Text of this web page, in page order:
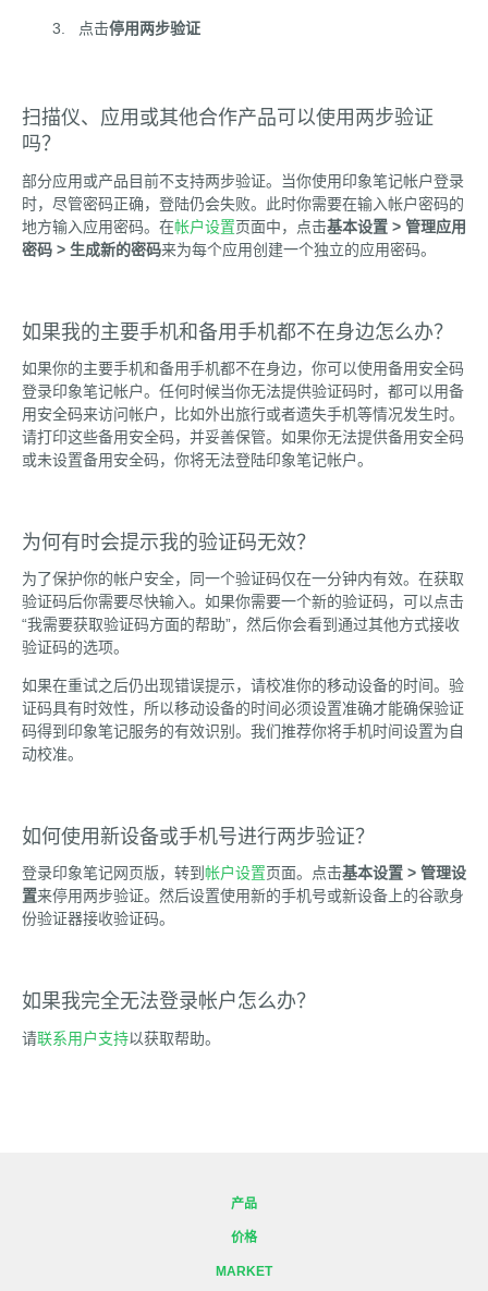
点击停用两步验证
扫描仪、应用或其他合作产品可以使用两步验证
吗？
部分应用或产品目前不支持两步验证。当你使用印象笔记帐户登录
时，尽管密码正确，登陆仍会失败。此时你需要在输入帐户密码的
地方输入应用密码。在帐户设置页面中，点击基本设置 > 管理应用
密码 > 生成新的密码来为每个应用创建一个独立的应用密码。
如果我的主要手机和备用手机都不在身边怎么办？
如果你的主要手机和备用手机都不在身边，你可以使用备用安全码
登录印象笔记帐户。任何时候当你无法提供验证码时，都可以用备
用安全码来访问帐户，比如外出旅行或者遗失手机等情况发生时。
请打印这些备用安全码，并妥善保管。如果你无法提供备用安全码
或未设置备用安全码，你将无法登陆印象笔记帐户。
为何有时会提示我的验证码无效？
为了保护你的帐户安全，同一个验证码仅在一分钟内有效。在获取
验证码后你需要尽快输入。如果你需要一个新的验证码，可以点击
“我需要获取验证码方面的帮助”，然后你会看到通过其他方式接收
验证码的选项。
如果在重试之后仍出现错误提示，请校准你的移动设备的时间。验
证码具有时效性，所以移动设备的时间必须设置准确才能确保验证
码得到印象笔记服务的有效识别。我们推荐你将手机时间设置为自
动校准。
如何使用新设备或手机号进行两步验证？
登录印象笔记网页版，转到 帐户设置页面。点击基本设置 > 管理设
置来停用两步验证。然后设置使用新的手机号或新设备上的谷歌身
份验证器接收验证码。
如果我完全无法登录帐户怎么办？
请联系用户支持以获取帮助。
产品
价格
MARKET